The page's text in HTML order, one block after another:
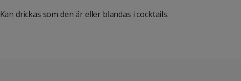
Kan drickas som den är eller blandas i cocktails.